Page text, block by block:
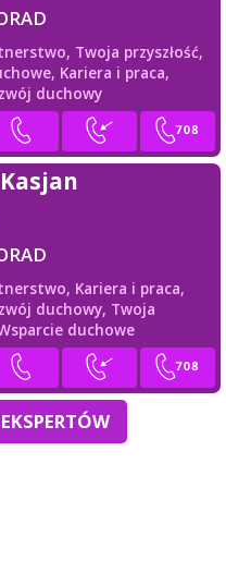
Twoja przyszłość,
Kariera i praca,
duchowy
Kariera i praca,
duchowy, Twoja
duchowe